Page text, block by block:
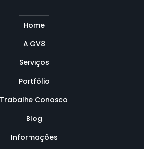
Home
A GV8
Serviços
Portfólio
Trabalhe Conosco
Blog
Informações